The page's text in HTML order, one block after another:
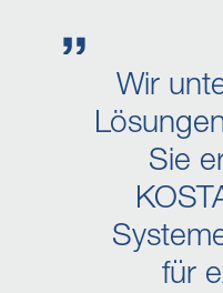
Wir
Sie
für